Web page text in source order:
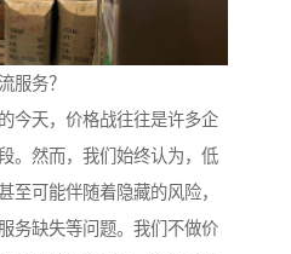
服务？
今天，价格战往往是许多企
。然而，我们始终认为，低
至可能伴随着隐藏的风险，
务缺失等问题。我们不做价